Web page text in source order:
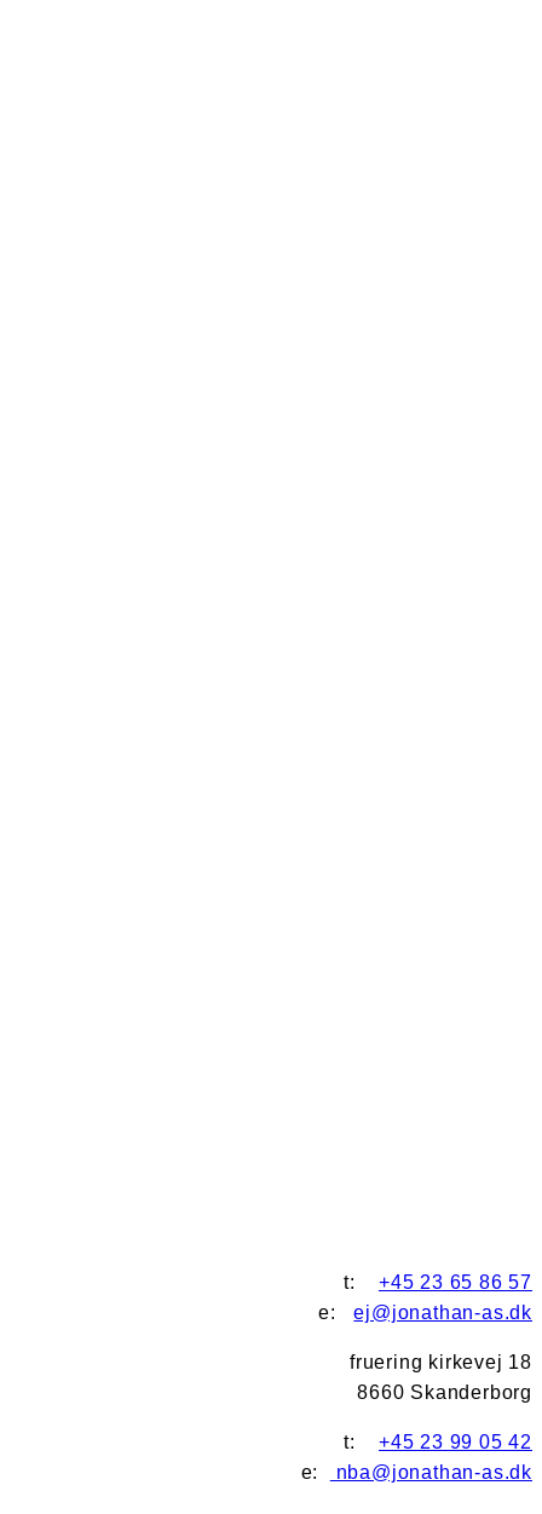
t: +45 23 65 86 57
e:ej@jonathan-as.dk
fruering kirkevej 18
8660 Skanderborg
t: +45 23 99 05 42
e:
nba@jonathan-as.dk